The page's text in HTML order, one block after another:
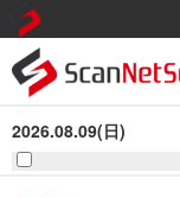
2026.08.09(日)